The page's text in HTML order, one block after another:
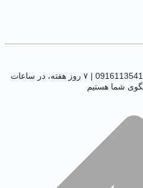
تلفن پشتیبانی 03145347944 | 09161135416 | ۷ روز هفته، در ساعات
هستیم